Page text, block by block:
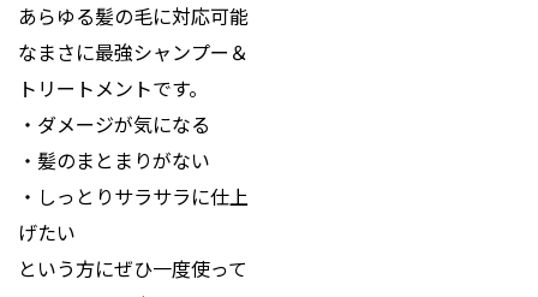
あらゆる髪の毛に対応可能
なまさに最強シャンプー＆
トリートメントです。
・ダメージが気になる
・髪のまとまりがない
・しっとりサラサラに仕上
げたい
という方にぜひ一度使って